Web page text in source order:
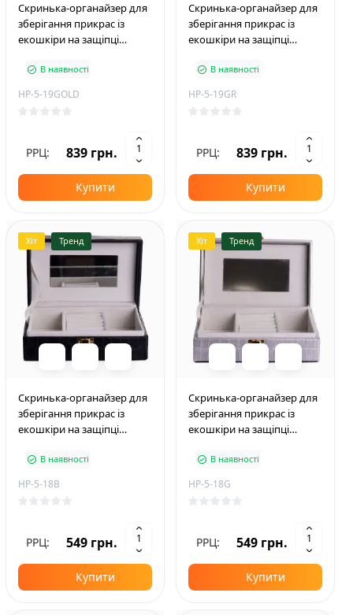
Скринька-органайзер для
зберігання прикрас із
екошкіри на защіпці
В наявності
HP-5-19GOLD
РРЦ: 839 грн.
Купити
Скринька-органайзер для
зберігання прикрас із
екошкіри на защіпці
В наявності
HP-5-19GR
РРЦ: 839 грн.
Купити
Хіт Тренд
Скринька-органайзер для
зберігання прикрас із
екошкіри на защіпці
В наявності
HP-5-18B
РРЦ: 549 грн.
Купити
Хіт Тренд
Скринька-органайзер для
зберігання прикрас із
екошкіри на защіпці
В наявності
HP-5-18G
РРЦ: 549 грн.
Купити